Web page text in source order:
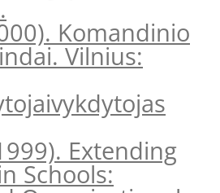
Komandinio
Vilnius:
vykdytojas
Extending
Schools: